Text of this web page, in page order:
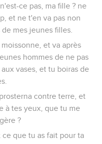
ce pas, ma fille ? ne
et ne t'en va pas non
mes jeunes filles.
et va après
hommes de ne pas
vases, et tu boiras de
contre terre, et
à tes yeux, que tu me
?
que tu as fait pour ta